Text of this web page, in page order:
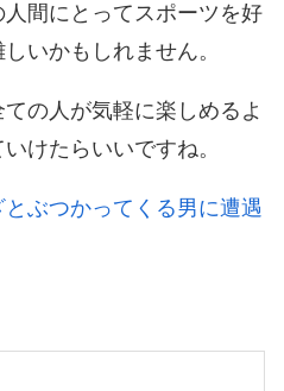
間にとってスポーツを好
いかもしれません。
の人が気軽に楽しめるよ
けたらいいですね。
ぶつかってくる男に遭遇